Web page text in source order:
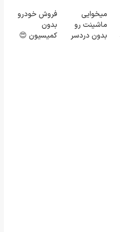
میخوایی
ماشینت رو
بدون دردسر
فروش خودرو
بدون
کمیسیون 😍